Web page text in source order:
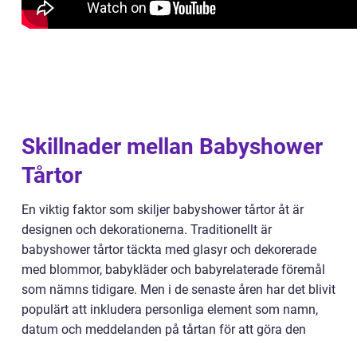
Skillnader mellan Babyshower
Tårtor
En viktig faktor som skiljer babyshower tårtor åt är
designen och dekorationerna. Traditionellt är
babyshower tårtor täckta med glasyr och dekorerade
med blommor, babykläder och babyrelaterade föremål
som nämns tidigare. Men i de senaste åren har det blivit
populärt att inkludera personliga element som namn,
datum och meddelanden på tårtan för att göra den